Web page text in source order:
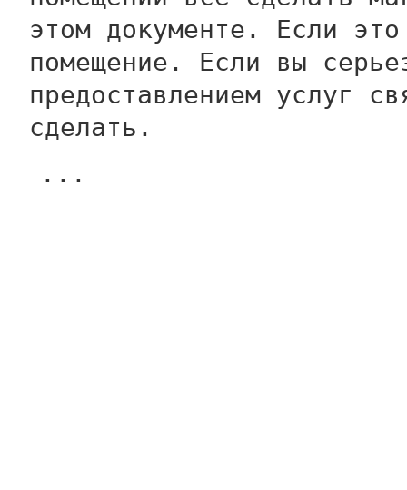
этом документе. Если
помещение. Если вы
предоставлением услуг
сделать.
...